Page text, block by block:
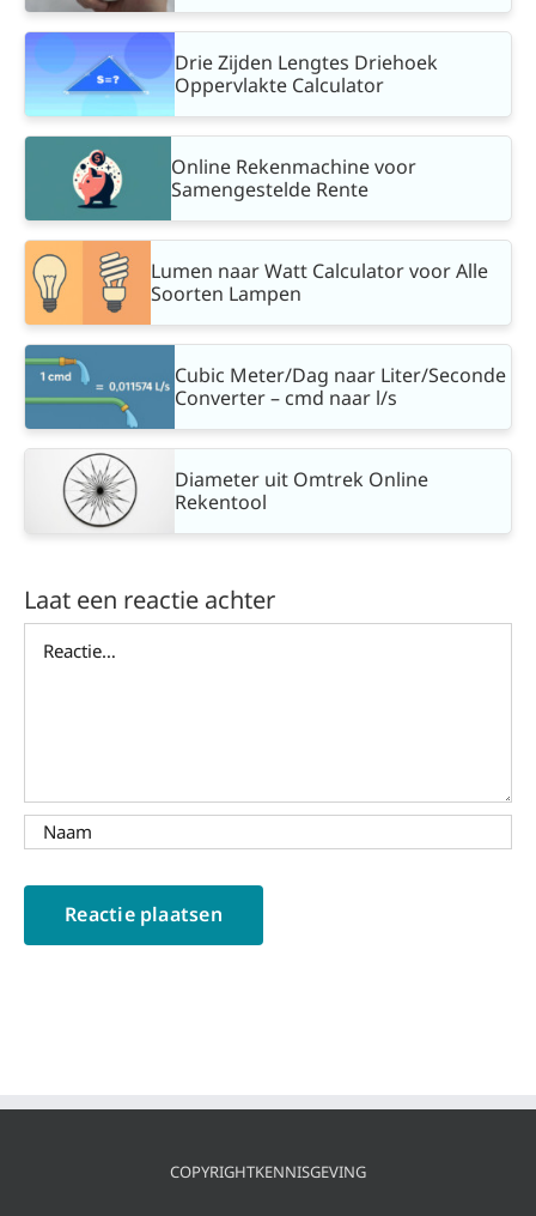
Drie Zijden Lengtes Driehoek
Oppervlakte Calculator
Online Rekenmachine voor
Samengestelde Rente
Lumen naar Watt Calculator voor Alle
Soorten Lampen
Cubic Meter/Dag naar Liter/Seconde
Converter – cmd naar l/s
Diameter uit Omtrek Online
Rekentool
Laat een reactie achter
COPYRIGHTKENNISGEVING